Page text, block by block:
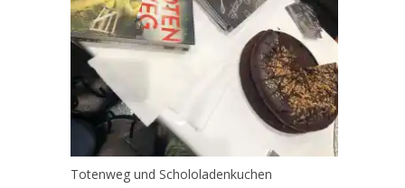
Totenweg und Schololadenkuchen